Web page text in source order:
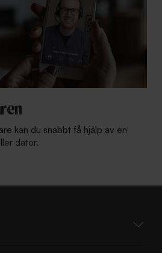
kan du snabbt få hjälp av en
dator.